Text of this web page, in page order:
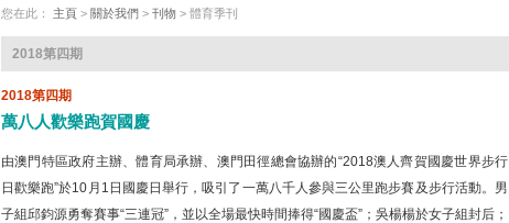
您在此： 主頁 > 關於我們 > 刊物 > 體育季刊
2018第四期
2018第四期
萬八人歡樂跑賀國慶
由澳門特區政府主辦、體育局承辦、澳門田徑總會協辦的“2018澳人齊賀國慶世界步行
日歡樂跑”於10月1日國慶日舉行，吸引了一萬八千人參與三公里跑步賽及步行活動。男
子組邱鈞源勇奪賽事“三連冠”，並以全場最快時間捧得“國慶盃”；吳楊楊於女子組封后；